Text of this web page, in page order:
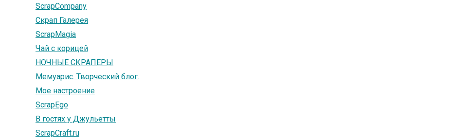
ScrapCompany
Скрап Галерея
ScrapMagia
Чай с корицей
НОЧНЫЕ СКРАПЕРЫ
Мемуарис. Творческий блог.
Мое настроение
ScrapEgo
В гостях у Джульетты
ScrapCraft.ru